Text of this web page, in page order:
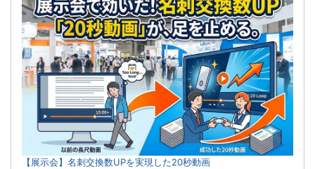
【展示会】名刺交換数UPを実現した20秒動画